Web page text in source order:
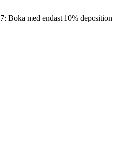
Boka med endast 10% deposition